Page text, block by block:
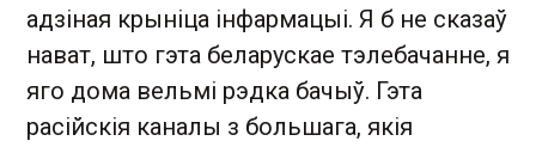
адзіная крыніца інфармацыі. Я б не сказаў
нават, што гэта беларускае тэлебачанне, я
яго дома вельмі рэдка бачыў. Гэта
расійскія каналы з большага, якія